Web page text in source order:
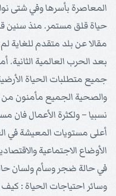
المعاصرة بأسرها وفي شتى
حياة قلق مستمر. منذ سنين
مقالا عن بلد متقدم للغاية
بعد الحرب العالمية الثانية.
جميع متطلبات الحياة
والصحية الجميع مأمنون من
نسبيا – ولكثرة الأعمال
أعلى مستويات المعيشة في
الأوضاع الاجتماعية
في حالة ضجر وسأم ولسان
وسائر احتياجات الحياة :